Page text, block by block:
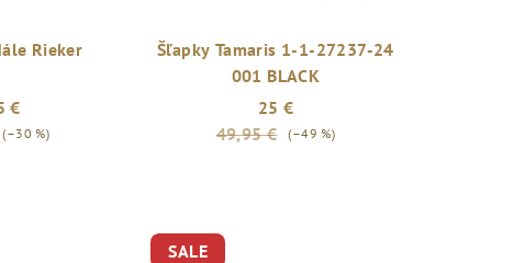
Rieker
€
(–30 %)
Šľapky Tamaris 1-1-27237-24
001 BLACK
25 €
49,95 €
(–49 %)
SALE